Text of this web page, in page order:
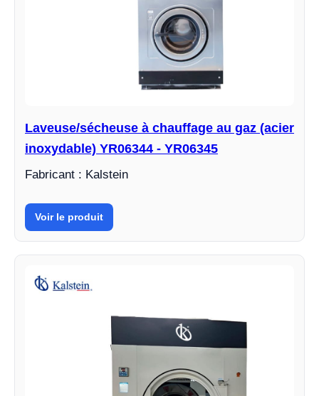
Laveuse/sécheuse à chauffage au gaz (acier
inoxydable) YR06344 - YR06345
Fabricant : Kalstein
Voir le produit